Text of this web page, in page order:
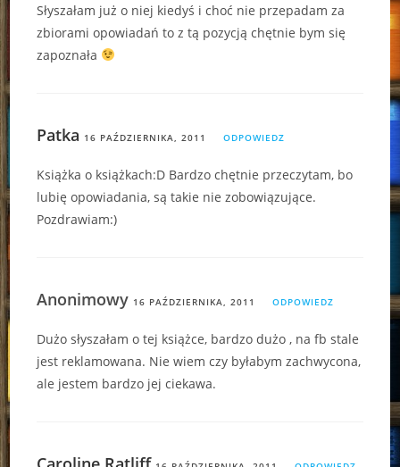
Słyszałam już o niej kiedyś i choć nie przepadam za
zbiorami opowiadań to z tą pozycją chętnie bym się
zapoznała
Patka 16 PAŹDZIERNIKA, 2011 ODPOWIEDZ
Książka o książkach:D Bardzo chętnie przeczytam, bo
lubię opowiadania, są takie nie zobowiązujące.
Pozdrawiam:)
Anonimowy 16 PAŹDZIERNIKA, 2011 ODPOWIEDZ
Dużo słyszałam o tej książce, bardzo dużo , na fb stale
jest reklamowana. Nie wiem czy byłabym zachwycona,
ale jestem bardzo jej ciekawa.